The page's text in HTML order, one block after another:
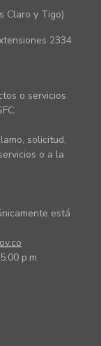
Claro y Tigo)
2334
o servicios
solicitud,
o a la
está
p.m.